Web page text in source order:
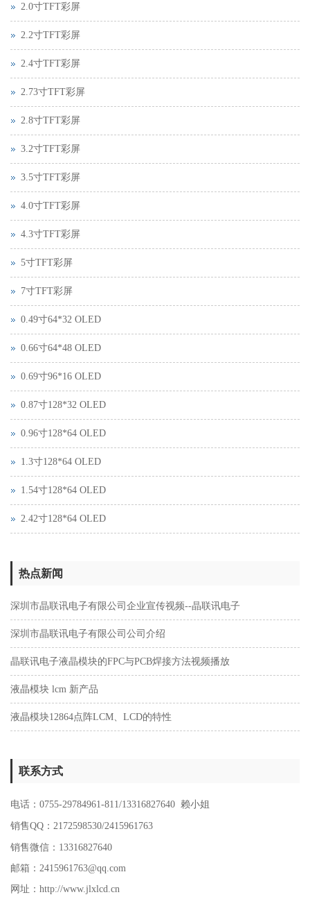
2.0寸TFT彩屏
2.2寸TFT彩屏
2.4寸TFT彩屏
2.73寸TFT彩屏
2.8寸TFT彩屏
3.2寸TFT彩屏
3.5寸TFT彩屏
4.0寸TFT彩屏
4.3寸TFT彩屏
5寸TFT彩屏
7寸TFT彩屏
0.49寸64*32 OLED
0.66寸64*48 OLED
0.69寸96*16 OLED
0.87寸128*32 OLED
0.96寸128*64 OLED
1.3寸128*64 OLED
1.54寸128*64 OLED
2.42寸128*64 OLED
热点新闻
深圳市晶联讯电子有限公司企业宣传视频--晶联讯电子
深圳市晶联讯电子有限公司公司介绍
晶联讯电子液晶模块的FPC与PCB焊接方法视频播放
液晶模块 lcm 新产品
液晶模块12864点阵LCM、LCD的特性
联系方式
电话：0755-29784961-811/13316827640 赖小姐
销售QQ：2172598530/2415961763
销售微信：13316827640
邮箱：2415961763@qq.com
网址：http://www.jlxlcd.cn